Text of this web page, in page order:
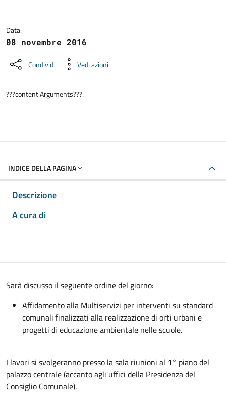
Data:
08 novembre 2016
Condividi Vedi azioni
???content.Arguments???:
INDICE DELLA PAGINA
Descrizione
A cura di
Sarà discusso il seguente ordine del giorno:
Affidamento alla Multiservizi per interventi su standard
comunali finalizzati alla realizzazione di orti urbani e
progetti di educazione ambientale nelle scuole.
I lavori si svolgeranno presso la sala riunioni al 1° piano del
palazzo centrale (accanto agli uffici della Presidenza del
Consiglio Comunale).